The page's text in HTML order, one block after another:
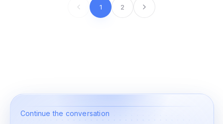
1 2
Continue the conversation